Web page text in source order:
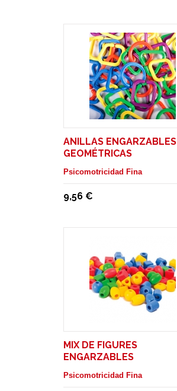
ANILLAS ENGARZABLES
GEOMÉTRICAS
Psicomotricidad Fina
9,56 €
MIX DE FIGURES
ENGARZABLES
Psicomotricidad Fina